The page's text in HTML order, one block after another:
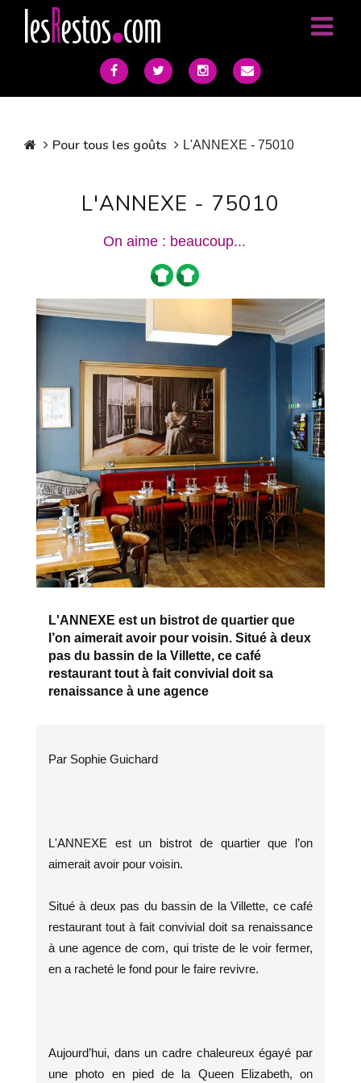
Pour tous les goûts L'ANNEXE - 75010
L'ANNEXE - 75010
On aime : beaucoup...
L'ANNEXE est un bistrot de quartier que
l’on aimerait avoir pour voisin. Situé à deux
pas du bassin de la Villette, ce café
restaurant tout à fait convivial doit sa
renaissance à une agence
Par Sophie Guichard
L'ANNEXE est un bistrot de quartier que l’on
aimerait avoir pour voisin.
Situé à deux pas du bassin de la Villette, ce café
restaurant tout à fait convivial doit sa renaissance
à une agence de com, qui triste de le voir fermer,
en a racheté le fond pour le faire revivre.
Aujourd’hui, dans un cadre chaleureux égayé par
une photo en pied de la Queen Elizabeth, on